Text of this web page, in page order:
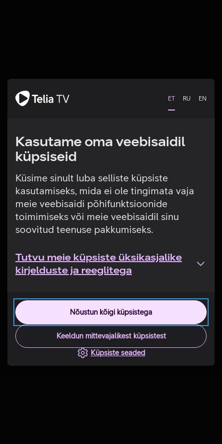
ET RU EN
Kasutame oma veebisaidil
küpsiseid
Küsime sinult luba selliste küpsiste
kasutamiseks, mida ei ole tingimata vaja
meie veebisaidi põhifunktsioonide
toimimiseks või meie veebisaidil sinu
soovitud teenuse pakkumiseks.
Tutvu meie küpsiste üksikasjalike
kirjelduste ja reeglitega
Nõustun kõigi küpsistega
Keeldun mittevajalikest küpsistest
Küpsiste seaded
Tehniline viga